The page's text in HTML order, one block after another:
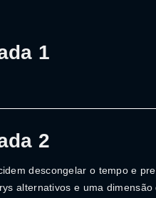
1
2
descongelar o tempo e
alternativos e uma